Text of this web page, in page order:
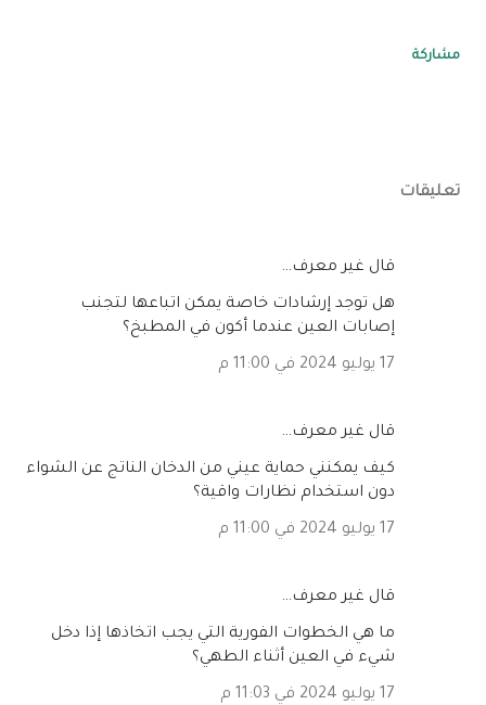
مشاركة
تعليقات
‏قال غير معرف…
هل توجد إرشادات خاصة يمكن اتباعها لتجنب
إصابات العين عندما أكون في المطبخ؟
17 يوليو 2024 في 11:00 م
‏قال غير معرف…
كيف يمكنني حماية عيني من الدخان الناتج عن الشواء
دون استخدام نظارات واقية؟
17 يوليو 2024 في 11:00 م
‏قال غير معرف…
ما هي الخطوات الفورية التي يجب اتخاذها إذا دخل
شيء في العين أثناء الطهي؟
17 يوليو 2024 في 11:03 م